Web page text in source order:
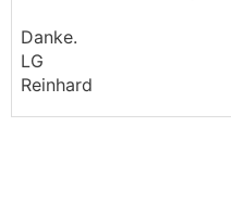
Danke.
LG
Reinhard